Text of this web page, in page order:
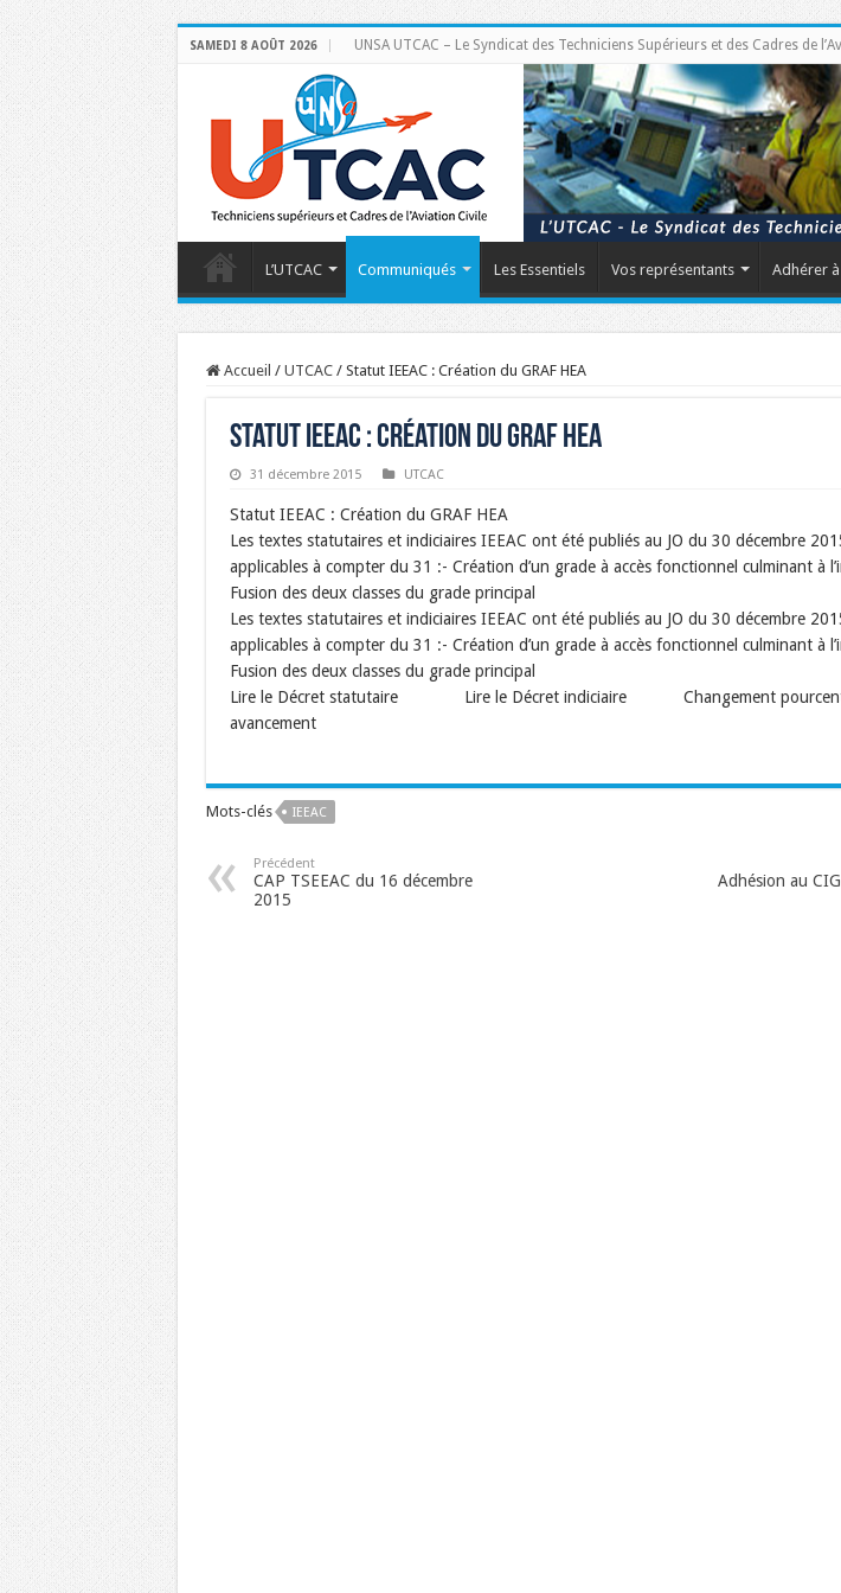
SAMEDI 8 AOÛT 2026 UNSA UTCAC – Le Syndicat des Techniciens Supérieurs et des Cadres de
L’UTCAC Communiqués Les Essentiels Vos représentants Adhérer à
Accueil / UTCAC / Statut IEEAC : Création du GRAF HEA
Statut IEEAC : Création du GRAF HEA
31 décembre 2015 UTCAC
Statut IEEAC : Création du GRAF HEA
Les textes statutaires et indiciaires IEEAC ont été publiés au JO du 30 décembre
applicables à compter du 31 :- Création d’un grade à accès fonctionnel culminant à
Fusion des deux classes du grade principal
Les textes statutaires et indiciaires IEEAC ont été publiés au JO du 30 décembre
applicables à compter du 31 :- Création d’un grade à accès fonctionnel culminant à
Fusion des deux classes du grade principal
Lire le Décret statutaire Lire le Décret indiciaire Changement
avancement
Mots-clés IEEAC
Précédent
CAP TSEEAC du 16 décembre
2015
Adhésion au